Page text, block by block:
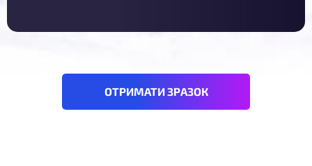
ОТРИМАТИ ЗРАЗОК